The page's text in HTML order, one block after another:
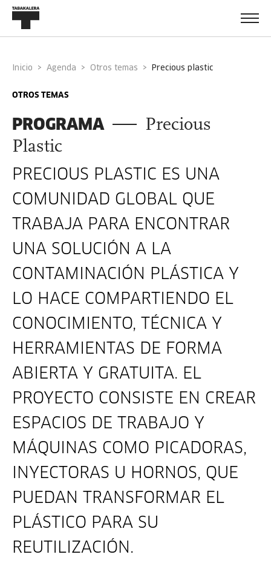
Inicio Agenda Otros temas precious plastic
OTROS TEMAS
PROGRAMA
Precious
Plastic
PRECIOUS PLASTIC ES UNA
COMUNIDAD GLOBAL QUE
TRABAJA PARA ENCONTRAR
UNA SOLUCIÓN A LA
CONTAMINACIÓN PLÁSTICA Y
LO HACE COMPARTIENDO EL
CONOCIMIENTO, TÉCNICA Y
HERRAMIENTAS DE FORMA
ABIERTA Y GRATUITA. EL
PROYECTO CONSISTE EN CREAR
ESPACIOS DE TRABAJO Y
MÁQUINAS COMO PICADORAS,
INYECTORAS U HORNOS, QUE
PUEDAN TRANSFORMAR EL
PLÁSTICO PARA SU
REUTILIZACIÓN.